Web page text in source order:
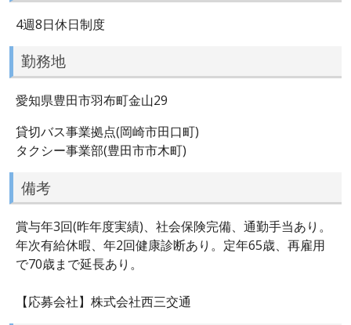
4週8日休日制度
勤務地
愛知県豊田市羽布町金山29
貸切バス事業拠点(岡崎市田口町)
タクシー事業部(豊田市市木町)
備考
賞与年3回(昨年度実績)、社会保険完備、通勤手当あり。
年次有給休暇、年2回健康診断あり。定年65歳、再雇用
で70歳まで延長あり。
【応募会社】株式会社西三交通